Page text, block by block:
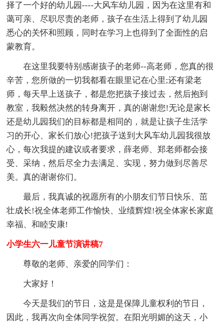
择了一个好的幼儿园----大风车幼儿园，因为在这里有和
蔼可亲、尽职尽责的老师，孩子在生活上得到了幼儿园
悉心的关怀和照顾，同时在学习上也得到了全面性的启
蒙教育。
在这里我要特别感谢孩子的老师--高老师，您真的很
辛苦，您所做的一切我都看在眼里记在心里;还有梁老
师，每天早上送孩子，都是您把孩子接过去，然后抱到
教室，我毅然决然的转身离开，真的谢谢您!无论是家长
还是幼儿园我们的目标都是相同的，就是让孩子生活学
习的开心、家长们放心!把孩子送到大风车幼儿园我很放
心，每次我提的建议或者要求，薛老师、郑老师都会接
受、采纳，然后尽全力去满足、实现，努力做到尽善尽
美。真的谢谢你们。
最后，我真诚的祝愿所有的小朋友们节日快乐、茁
壮成长!祝全体老师工作愉快、业绩辉煌!祝全体家长家庭
幸福、和睦安康!
小学生六一儿童节演讲稿7
尊敬的老师、亲爱的同学们：
大家好！
今天是我们的节日，这是是保障儿童权利的节日，
因此，我再次向全体同学祝贺。在阳光明媚的这天，小